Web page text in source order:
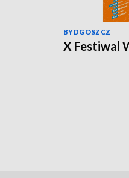
BYDGOSZCZ
X Festiwal